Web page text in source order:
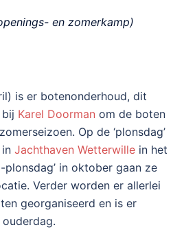
en zomerkamp)
is er botenonderhoud, dit
Karel Doorman om de boten
Op de ‘plonsdag’
Jachthaven Wetterwille in het
in oktober gaan ze
Verder worden er allerlei
georganiseerd en is er